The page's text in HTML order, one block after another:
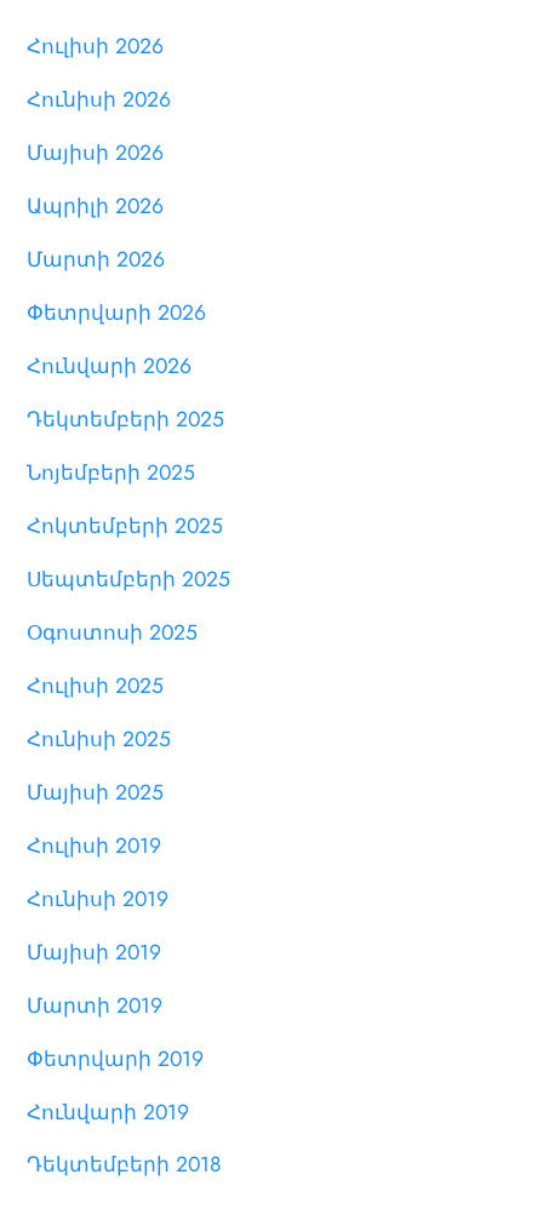
Հուլիսի 2026
Հունիսի 2026
Մայիսի 2026
Ապրիլի 2026
Մարտի 2026
Փետրվարի 2026
Հունվարի 2026
Դեկտեմբերի 2025
Նոյեմբերի 2025
Հոկտեմբերի 2025
Սեպտեմբերի 2025
Օգոստոսի 2025
Հուլիսի 2025
Հունիսի 2025
Մայիսի 2025
Հուլիսի 2019
Հունիսի 2019
Մայիսի 2019
Մարտի 2019
Փետրվարի 2019
Հունվարի 2019
Դեկտեմբերի 2018